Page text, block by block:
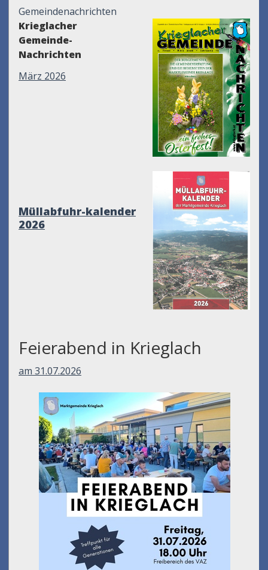
Gemeindenachrichten
Krieglacher
Gemeinde-
Nachrichten
März 2026
Müllabfuhr-kalender
2026
Feierabend in Krieglach
am 31.07.2026